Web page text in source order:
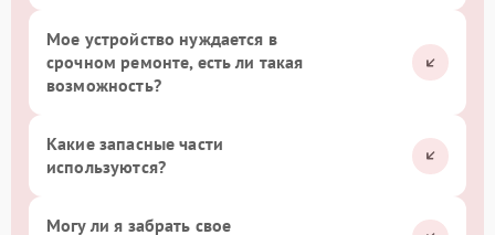
Мое устройство нуждается в
срочном ремонте, есть ли такая
возможность?
Какие запасные части
используются?
Могу ли я забрать свое